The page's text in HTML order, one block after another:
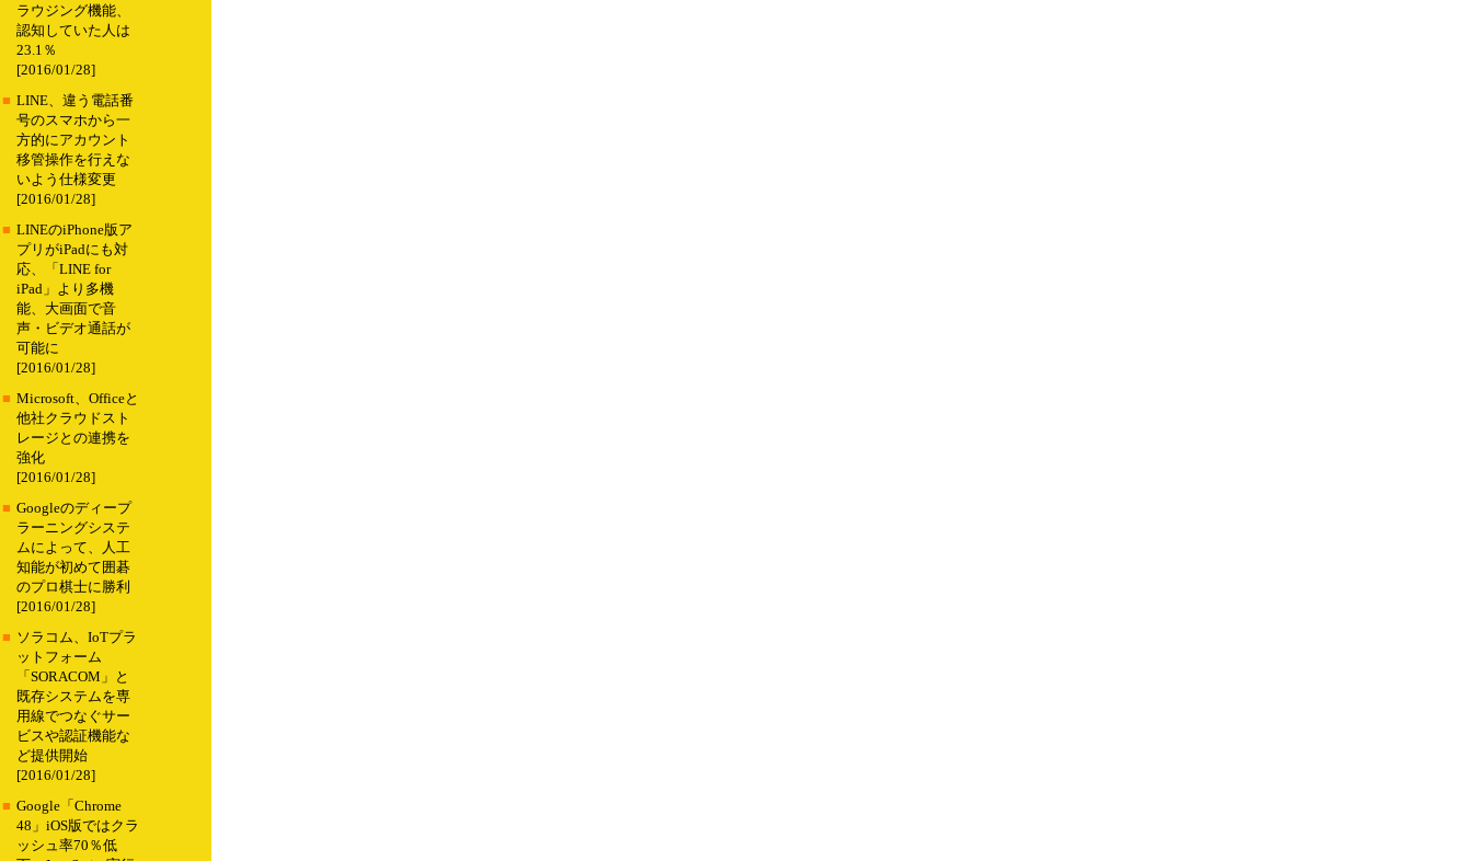
ラウジング機能、
認知していた人は
23.1％
[2016/01/28]
■ LINE、違う電話番
号のスマホから一
方的にアカウント
移管操作を行えな
いよう仕様変更
[2016/01/28]
■ LINEのiPhone版ア
プリがiPadにも対
応、「LINE for
iPad」より多機
能、大画面で音
声・ビデオ通話が
可能に
[2016/01/28]
■ Microsoft、Officeと
他社クラウドスト
レージとの連携を
強化
[2016/01/28]
■ Googleのディープ
ラーニングシステ
ムによって、人工
知能が初めて囲碁
のプロ棋士に勝利
[2016/01/28]
■ ソラコム、IoTプラ
ットフォーム
「SORACOM」と
既存システムを専
用線でつなぐサー
ビスや認証機能な
ど提供開始
[2016/01/28]
■ Google「Chrome
48」iOS版ではクラ
ッシュ率70％低